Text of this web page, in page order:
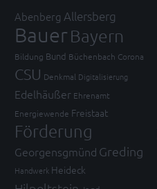
Abenberg Allersberg
Bauer Bayern
Bildung Bund Büchenbach Corona
CSU Denkmal Digitalisierung
Edelhäußer Ehrenamt
Energiewende Freistaat
Förderung
Georgensgmünd Greding
Handwerk Heideck